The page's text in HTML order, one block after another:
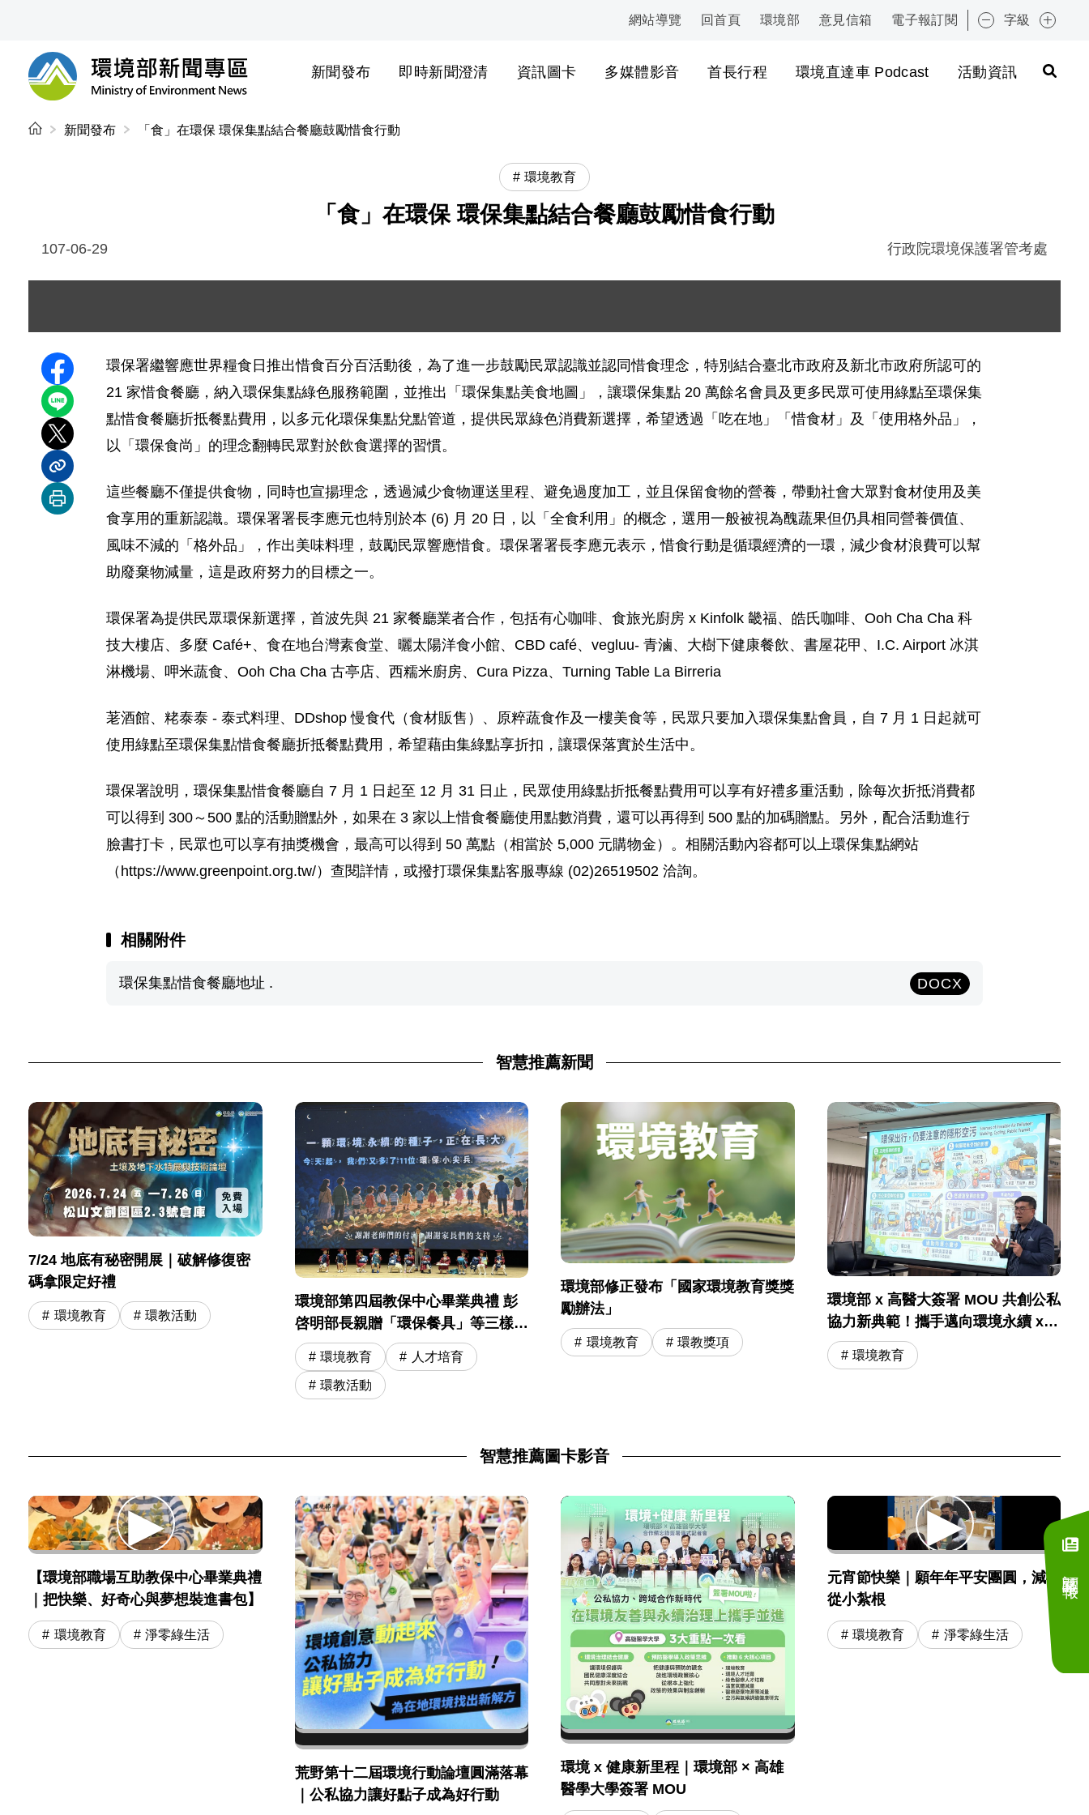
:::
網站導覽 回首頁 環境部 意見信箱 電子報訂閱 字級
環境部新聞專區
新聞發布 即時新聞澄清 資訊圖卡 多媒體影音 首長行程 環境直達車 Podcast 活動資訊
:::
新聞發布 「食」在環保 環保集點結合餐廳鼓勵惜食行動
環境教育
「食」在環保 環保集點結合餐廳鼓勵惜食行動
107-06-29 行政院環境保護署管考處
分享至 Facebook
分享到 LINE
分享到 X
分享內容連結
列印本頁
環保署繼響應世界糧食日推出惜食百分百活動後，為了進一步鼓勵民眾認識並認同惜食理念，特別結合臺北市政府及新北市政府所認可的
21 家惜食餐廳，納入環保集點綠色服務範圍，並推出「環保集點美食地圖」，讓環保集點 20 萬餘名會員及更多民眾可使用綠點至環保集
點惜食餐廳折抵餐點費用，以多元化環保集點兌點管道，提供民眾綠色消費新選擇，希望透過「吃在地」「惜食材」及「使用格外品」，
以「環保食尚」的理念翻轉民眾對於飲食選擇的習慣。
這些餐廳不僅提供食物，同時也宣揚理念，透過減少食物運送里程、避免過度加工，並且保留食物的營養，帶動社會大眾對食材使用及美
食享用的重新認識。環保署署長李應元也特別於本 (6) 月 20 日，以「全食利用」的概念，選用一般被視為醜蔬果但仍具相同營養價值、
風味不減的「格外品」，作出美味料理，鼓勵民眾響應惜食。環保署署長李應元表示，惜食行動是循環經濟的一環，減少食材浪費可以幫
助廢棄物減量，這是政府努力的目標之一。
環保署為提供民眾環保新選擇，首波先與 21 家餐廳業者合作，包括有心咖啡、食旅光廚房 x Kinfolk 畿福、皓氏咖啡、Ooh Cha Cha 科
技大樓店、多麼 Café+、食在地台灣素食堂、曬太陽洋食小館、CBD café、vegluu- 青滷、大樹下健康餐飲、書屋花甲、I.C. Airport 冰淇
淋機場、呷米蔬食、Ooh Cha Cha 古亭店、西糯米廚房、Cura Pizza、Turning Table La Birreria
荖酒館、粩泰泰 - 泰式料理、DDshop 慢食代（食材販售）、原粹蔬食作及一樓美食等，民眾只要加入環保集點會員，自 7 月 1 日起就可
使用綠點至環保集點惜食餐廳折抵餐點費用，希望藉由集綠點享折扣，讓環保落實於生活中。
環保署說明，環保集點惜食餐廳自 7 月 1 日起至 12 月 31 日止，民眾使用綠點折抵餐點費用可以享有好禮多重活動，除每次折抵消費都
可以得到 300～500 點的活動贈點外，如果在 3 家以上惜食餐廳使用點數消費，還可以再得到 500 點的加碼贈點。另外，配合活動進行
臉書打卡，民眾也可以享有抽獎機會，最高可以得到 50 萬點（相當於 5,000 元購物金）。相關活動內容都可以上環保集點網站
（https://www.greenpoint.org.tw/）查閱詳情，或撥打環保集點客服專線 (02)26519502 洽詢。
相關附件
環保集點惜食餐廳地址 . DOCX
智慧推薦新聞
7/24 地底有秘密開展｜破解修復密
碼拿限定好禮
環境教育 環教活動
環境部第四屆教保中心畢業典禮 彭
啓明部長親贈「環保餐具」等三樣神
奇寶物 勉勵 11 位環保小尖兵開啟小
學冒險旅程
環境教育 人才培育
環教活動
環境部修正發布「國家環境教育獎獎
勵辦法」
環境教育 環教獎項
環境部 x 高醫大簽署 MOU 共創公私
協力新典範！攜手邁向環境永續 x
國民健康
環境教育
智慧推薦圖卡影音
【環境部職場互助教保中心畢業典禮
｜把快樂、好奇心與夢想裝進書包】
環境教育 淨零綠生活
荒野第十二屆環境行動論壇圓滿落幕
｜公私協力讓好點子成為好行動
環境 x 健康新里程｜環境部 × 高雄
醫學大學簽署 MOU
元宵節快樂｜願年年平安團圓，減碳
從小紮根
環境教育 淨零綠生活